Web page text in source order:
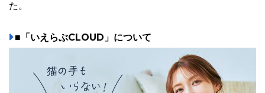
た。
■「いえらぶCLOUD」について